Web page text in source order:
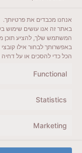
אנחנו מכבדים את פרטיותך.
באתר זה אנו עושים שימוש
המשתמש שלך, להציע תוכן
באפשרותך לבחור אילו
הכל כדי להסכים או על דחיה
Functional
Statistics
Marketing
ייעדים מומלצים
מדריכים ועזרים
לשליחת הודעת